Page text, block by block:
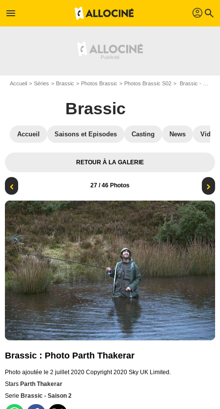
menu profil search
Accueil Séries Brassic Photos Brassic Photos Brassic S02 Brassic - Saison 2 : Brassic : Photo Parth Thakerar
Brassic
Accueil Saisons et Episodes Casting News
RETOUR À LA GALERIE
27 / 46 Photos
Brassic : Photo Parth Thakerar
Photo ajoutée le 2 juillet 2020 Copyright 2020 Sky UK Limited.
Stars Parth Thakerar
Serie Brassic - Saison 2